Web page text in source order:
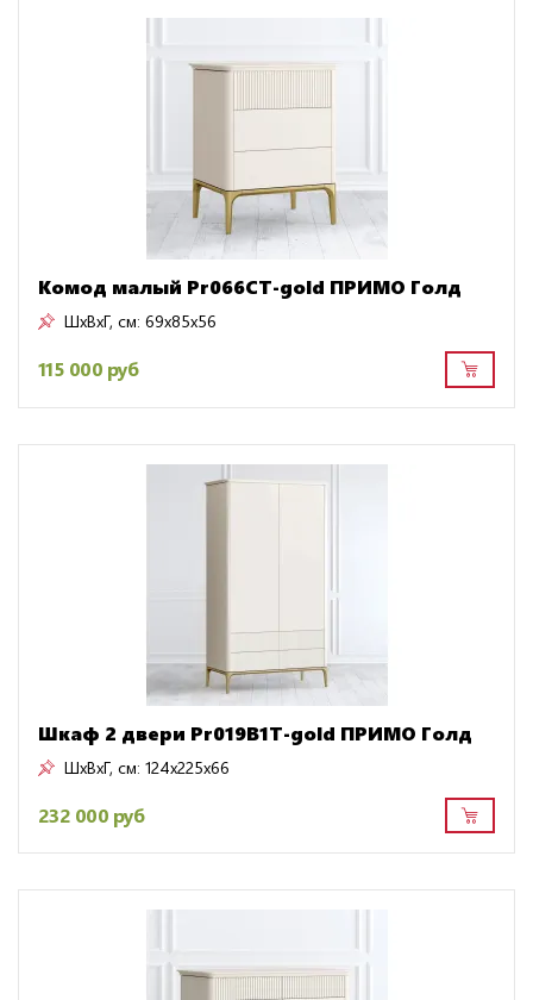
Комод малый Pr066CT-gold ПРИМО Голд
ШxВxГ, см: 69x85x56
115 000 руб
Шкаф 2 двери Pr019B1T-gold ПРИМО Голд
ШxВxГ, см: 124x225x66
232 000 руб